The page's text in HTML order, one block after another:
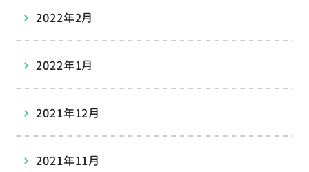
2022年2月
2022年1月
2021年12月
2021年11月